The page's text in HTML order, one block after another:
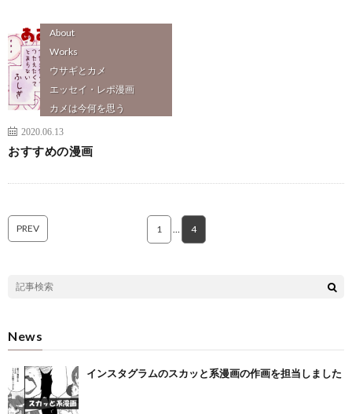
About
Works
ウサギとカメ
エッセイ・レポ漫画
カメは今何を思う
ふしぎな人たち
プログラミングやってみた
2020.06.13
おすすめの漫画
PREV 1 4
News
インスタグラムのスカッと系漫画の作画を担当しました